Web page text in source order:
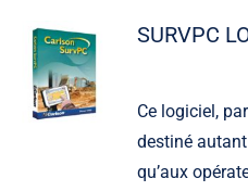
SURVPC
Ce logiciel,
destiné
qu’aux